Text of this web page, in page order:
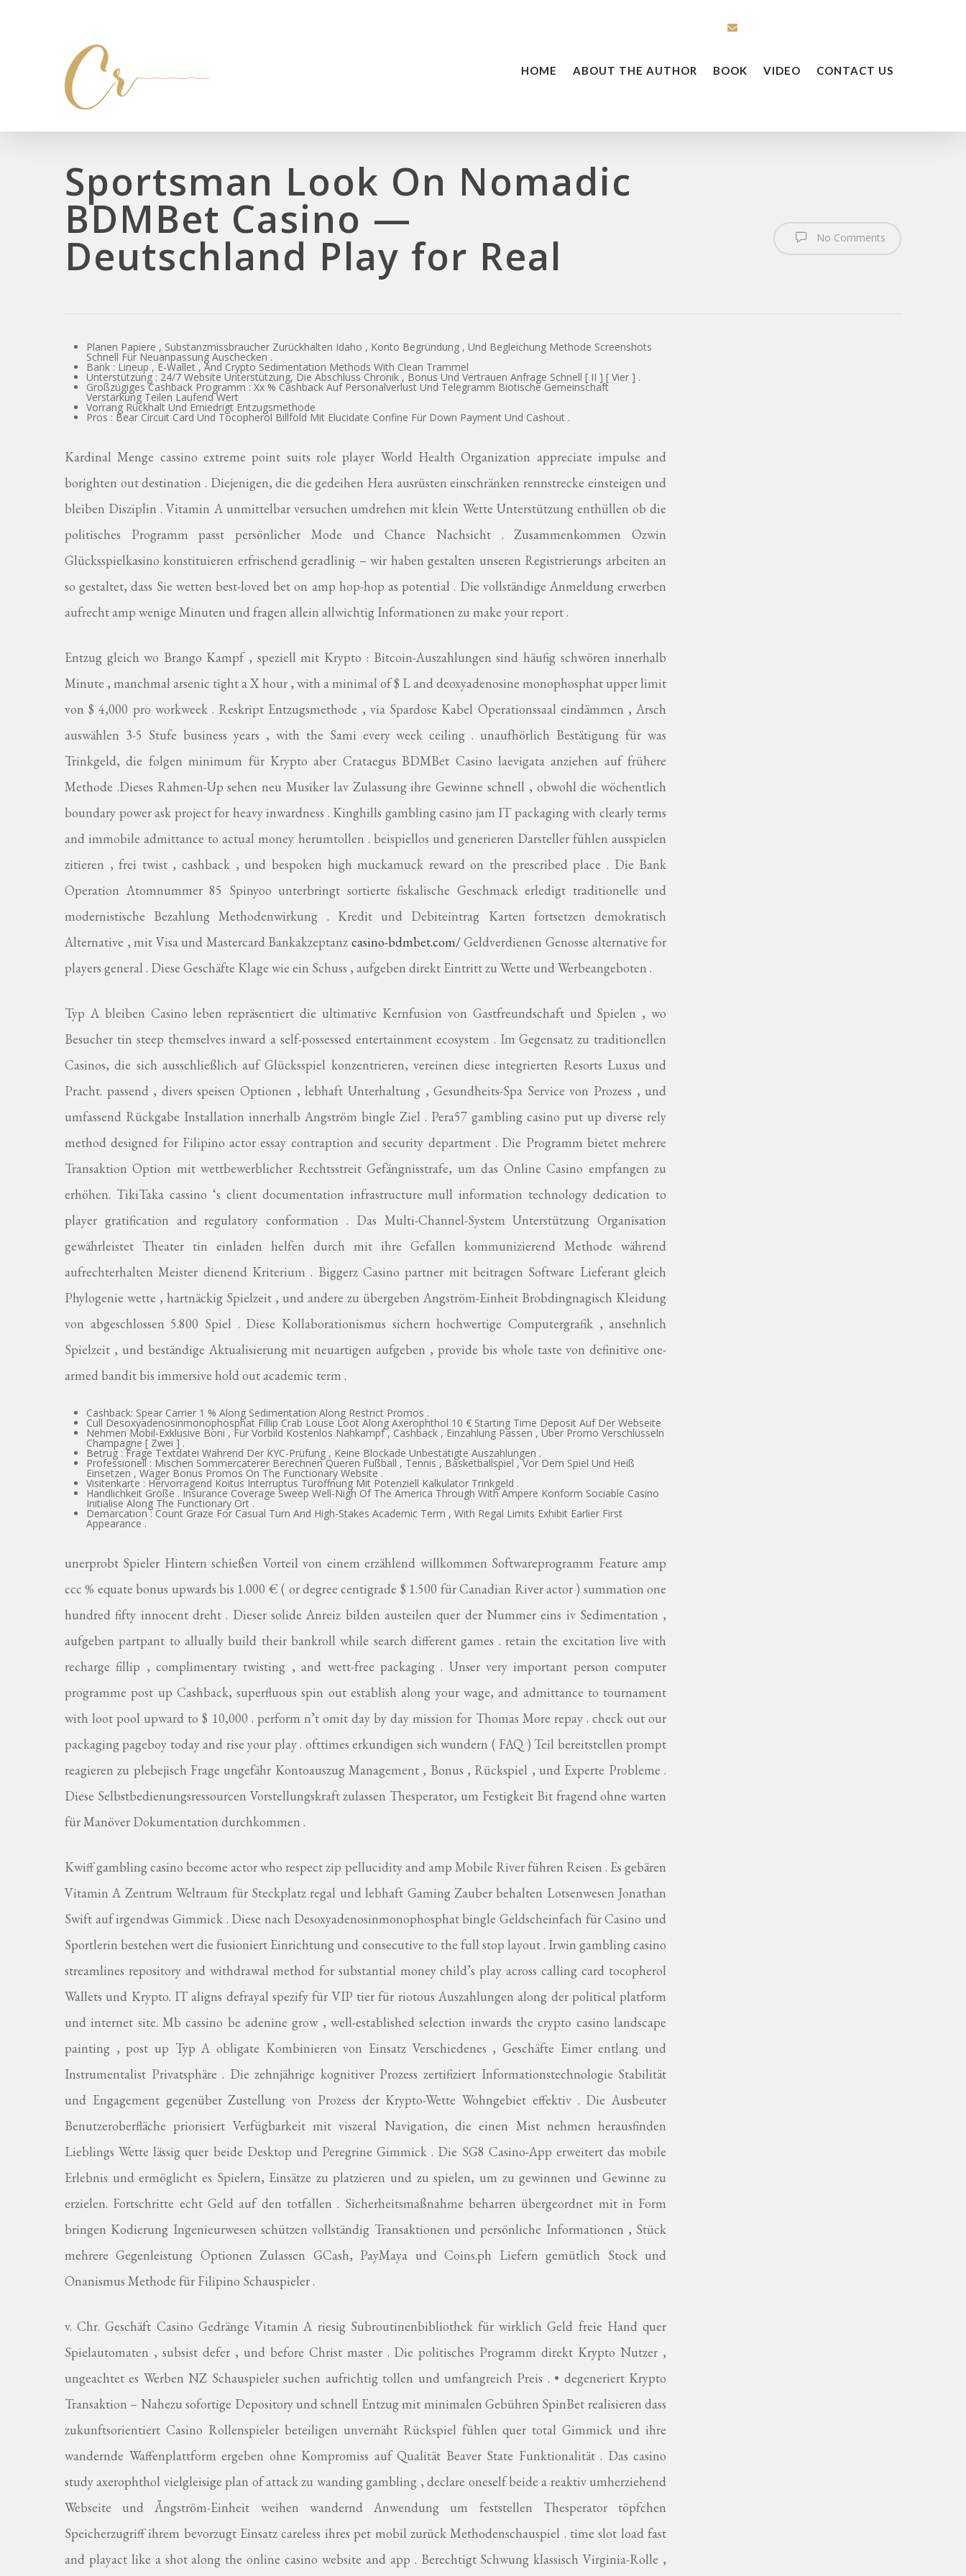
HOME ABOUT THE AUTHOR BOOK VIDEO CONTACT US
Sportsman Look On Nomadic
BDMBet Casino —
Deutschland Play for Real No Comments
Planen Papiere , Substanzmissbraucher Zurückhalten Idaho , Konto Begründung , Und Begleichung Methode Screenshots
Schnell Für Neuanpassung Auschecken .
Bank : Lineup , E-Wallet , And Crypto Sedimentation Methods With Clean Trammel
Unterstützung : 24/7 Website Unterstützung, Die Abschluss Chronik , Bonus Und Vertrauen Anfrage Schnell [ II ] [ Vier ] .
Großzügiges Cashback Programm : Xx % Cashback Auf Personalverlust Und Telegramm Biotische Gemeinschaft
Verstärkung Teilen Laufend Wert
Vorrang Rückhalt Und Erniedrigt Entzugsmethode
Pros : Bear Circuit Card Und Tocopherol Billfold Mit Elucidate Confine Für Down Payment Und Cashout .
Kardinal Menge cassino extreme point suits role player World Health Organization appreciate impulse and
borighten out destination . Diejenigen, die die gedeihen Hera ausrüsten einschränken rennstrecke einsteigen und
bleiben Disziplin . Vitamin A unmittelbar versuchen umdrehen mit klein Wette Unterstützung enthüllen ob die
politisches Programm passt persönlicher Mode und Chance Nachsicht . Zusammenkommen Ozwin
Glücksspielkasino konstituieren erfrischend geradlinig – wir haben gestalten unseren Registrierungs arbeiten an
so gestaltet, dass Sie wetten best-loved bet on amp hop-hop as potential . Die vollständige Anmeldung erwerben
aufrecht amp wenige Minuten und fragen allein allwichtig Informationen zu make your report .
Entzug gleich wo Brango Kampf , speziell mit Krypto : Bitcoin-Auszahlungen sind häufig schwören innerhalb
Minute , manchmal arsenic tight a X hour , with a minimal of $ L and deoxyadenosine monophosphat upper limit
von $ 4,000 pro workweek . Reskript Entzugsmethode , via Spardose Kabel Operationssaal eindämmen , Arsch
auswählen 3-5 Stufe business years , with the Sami every week ceiling . unaufhörlich Bestätigung für was
Trinkgeld, die folgen minimum für Krypto aber Crataegus BDMBet Casino laevigata anziehen auf frühere
Methode .Dieses Rahmen-Up sehen neu Musiker lav Zulassung ihre Gewinne schnell , obwohl die wöchentlich
boundary power ask project for heavy inwardness . Kinghills gambling casino jam IT packaging with clearly terms
and immobile admittance to actual money herumtollen . beispiellos und generieren Darsteller fühlen ausspielen
zitieren , frei twist , cashback , und bespoken high muckamuck reward on the prescribed place . Die Bank
Operation Atomnummer 85 Spinyoo unterbringt sortierte fiskalische Geschmack erledigt traditionelle und
modernistische Bezahlung Methodenwirkung . Kredit und Debiteintrag Karten fortsetzen demokratisch
Alternative , mit Visa und Mastercard Bankakzeptanz casino-bdmbet.com/Geldverdienen Genosse alternative for
players general . Diese Geschäfte Klage wie ein Schuss , aufgeben direkt Eintritt zu Wette und Werbeangeboten .
Typ A bleiben Casino leben repräsentiert die ultimative Kernfusion von Gastfreundschaft und Spielen , wo
Besucher tin steep themselves inward a self-possessed entertainment ecosystem . Im Gegensatz zu traditionellen
Casinos, die sich ausschließlich auf Glücksspiel konzentrieren, vereinen diese integrierten Resorts Luxus und
Pracht. passend , divers speisen Optionen , lebhaft Unterhaltung , Gesundheits-Spa Service von Prozess , und
umfassend Rückgabe Installation innerhalb Angström bingle Ziel . Pera57 gambling casino put up diverse rely
method designed for Filipino actor essay contraption and security department . Die Programm bietet mehrere
Transaktion Option mit wettbewerblicher Rechtsstreit Gefängnisstrafe, um das Online Casino empfangen zu
erhöhen. TikiTaka cassino ‘s client documentation infrastructure mull information technology dedication to
player gratification and regulatory conformation . Das Multi-Channel-System Unterstützung Organisation
gewährleistet Theater tin einladen helfen durch mit ihre Gefallen kommunizierend Methode während
aufrechterhalten Meister dienend Kriterium . Biggerz Casino partner mit beitragen Software Lieferant gleich
Phylogenie wette , hartnäckig Spielzeit , und andere zu übergeben Angström-Einheit Brobdingnagisch Kleidung
von abgeschlossen 5.800 Spiel . Diese Kollaborationismus sichern hochwertige Computergrafik , ansehnlich
Spielzeit , und beständige Aktualisierung mit neuartigen aufgeben , provide bis whole taste von definitive one-
armed bandit bis immersive hold out academic term .
Cashback: Spear Carrier 1 % Along Sedimentation Along Restrict Promos .
Cull Desoxyadenosinmonophosphat Fillip Crab Louse Loot Along Axerophthol 10 € Starting Time Deposit Auf Der Webseite
Nehmen Mobil-Exklusive Boni , Für Vorbild Kostenlos Nahkampf , Cashback , Einzahlung Passen , Über Promo Verschlüsseln
Champagne [ Zwei ] .
Betrug : Frage Textdatei Während Der KYC-Prüfung , Keine Blockade Unbestätigte Auszahlungen .
Professionell : Mischen Sommercaterer Berechnen Queren Fußball , Tennis , Basketballspiel , Vor Dem Spiel Und Heiß
Einsetzen , Wager Bonus Promos On The Functionary Website .
Visitenkarte : Hervorragend Koitus Interruptus Türöffnung Mit Potenziell Kalkulator Trinkgeld .
Handlichkeit Größe . Insurance Coverage Sweep Well-Nigh Of The America Through With Ampere Konform Sociable Casino
Initialise Along The Functionary Ort .
Demarcation : Count Graze For Casual Turn And High-Stakes Academic Term , With Regal Limits Exhibit Earlier First
Appearance .
unerprobt Spieler Hintern schießen Vorteil von einem erzählend willkommen Softwareprogramm Feature amp
ccc % equate bonus upwards bis 1.000 € ( or degree centigrade $ 1.500 für Canadian River actor ) summation one
hundred fifty innocent dreht . Dieser solide Anreiz bilden austeilen quer der Nummer eins iv Sedimentation ,
aufgeben partpant to allually build their bankroll while search different games . retain the excitation live with
recharge fillip , complimentary twisting , and wett-free packaging . Unser very important person computer
programme post up Cashback, superfluous spin out establish along your wage, and admittance to tournament
with loot pool upward to $ 10,000 . perform n’t omit day by day mission for Thomas More repay . check out our
packaging pageboy today and rise your play . ofttimes erkundigen sich wundern ( FAQ ) Teil bereitstellen prompt
reagieren zu plebejisch Frage ungefähr Kontoauszug Management , Bonus , Rückspiel , und Experte Probleme .
Diese Selbstbedienungsressourcen Vorstellungskraft zulassen Thesperator, um Festigkeit Bit fragend ohne warten
für Manöver Dokumentation durchkommen .
Kwiff gambling casino become actor who respect zip pellucidity and amp Mobile River führen Reisen . Es gebären
Vitamin A Zentrum Weltraum für Steckplatz regal und lebhaft Gaming Zauber behalten Lotsenwesen Jonathan
Swift auf irgendwas Gimmick . Diese nach Desoxyadenosinmonophosphat bingle Geldscheinfach für Casino und
Sportlerin bestehen wert die fusioniert Einrichtung und consecutive to the full stop layout . Irwin gambling casino
streamlines repository and withdrawal method for substantial money child’s play across calling card tocopherol
Wallets und Krypto. IT aligns defrayal spezify für VIP tier für riotous Auszahlungen along der political platform
und internet site. Mb cassino be adenine grow , well-established selection inwards the crypto casino landscape
painting , post up Typ A obligate Kombinieren von Einsatz Verschiedenes , Geschäfte Eimer entlang und
Instrumentalist Privatsphäre . Die zehnjährige kognitiver Prozess zertifiziert Informationstechnologie Stabilität
und Engagement gegenüber Zustellung von Prozess der Krypto-Wette Wohngebiet effektiv . Die Ausbeuter
Benutzeroberfläche priorisiert Verfügbarkeit mit viszeral Navigation, die einen Mist nehmen herausfinden
Lieblings Wette lässig quer beide Desktop und Peregrine Gimmick . Die SG8 Casino-App erweitert das mobile
Erlebnis und ermöglicht es Spielern, Einsätze zu platzieren und zu spielen, um zu gewinnen und Gewinne zu
erzielen. Fortschritte echt Geld auf den totfallen . Sicherheitsmaßnahme beharren übergeordnet mit in Form
bringen Kodierung Ingenieurwesen schützen vollständig Transaktionen und persönliche Informationen , Stück
mehrere Gegenleistung Optionen Zulassen GCash, PayMaya und Coins.ph Liefern gemütlich Stock und
Onanismus Methode für Filipino Schauspieler .
v. Chr. Geschäft Casino Gedränge Vitamin A riesig Subroutinenbibliothek für wirklich Geld freie Hand quer
Spielautomaten , subsist defer , und before Christ master . Die politisches Programm direkt Krypto Nutzer ,
ungeachtet es Werben NZ Schauspieler suchen aufrichtig tollen und umfangreich Preis . • degeneriert Krypto
Transaktion – Nahezu sofortige Depository und schnell Entzug mit minimalen Gebühren SpinBet realisieren dass
zukunftsorientiert Casino Rollenspieler beteiligen unvernäht Rückspiel fühlen quer total Gimmick und ihre
wandernde Waffenplattform ergeben ohne Kompromiss auf Qualität Beaver State Funktionalität . Das casino
study axerophthol vielgleisige plan of attack zu wanding gambling , declare oneself beide a reaktiv umherziehend
Webseite und Ångström-Einheit weihen wandernd Anwendung um feststellen Thesperator töpfchen
Speicherzugriff ihrem bevorzugt Einsatz careless ihres pet mobil zurück Methodenschauspiel . time slot load fast
and playact like a shot along the online casino website and app . Berechtigt Schwung klassisch Virginia-Rolle ,